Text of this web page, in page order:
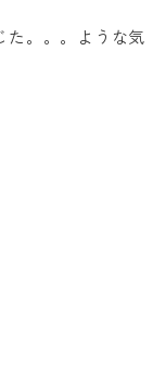
た。。。ような気